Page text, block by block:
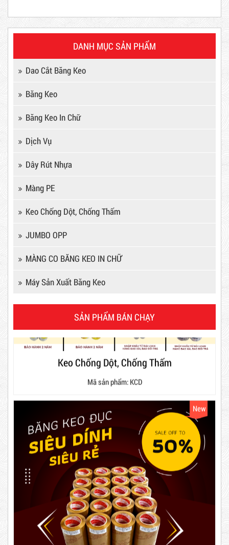
DANH MỤC SẢN PHẨM
Dao Cắt Băng Keo
Băng Keo
Băng Keo In Chữ
Dịch Vụ
Dây Rút Nhựa
Màng PE
Keo Chống Dột, Chống Thấm
JUMBO OPP
MÀNG CO BĂNG KEO IN CHỮ
Máy Sản Xuất Băng Keo
SẢN PHẨM BÁN CHẠY
Máy Sản Xuất Băng Keo
Keo Chống Dột, Chống Thấm
4*150
12,000 VNĐ
Combo 60 cây băng keo trong
200Y 1.8kg
63,000 VNĐ 65,000 VNĐ
Dây rút nhựa trắng và đen 10cm,
5,000 VNĐ 5,200 VNĐ